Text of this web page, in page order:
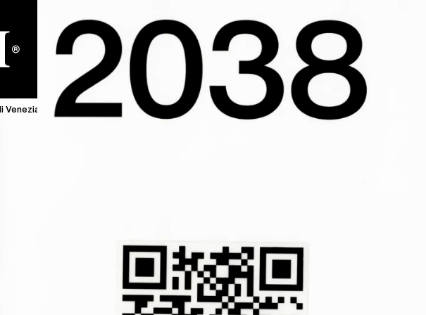
2038—The New Serenity, La Biennale di Venezia